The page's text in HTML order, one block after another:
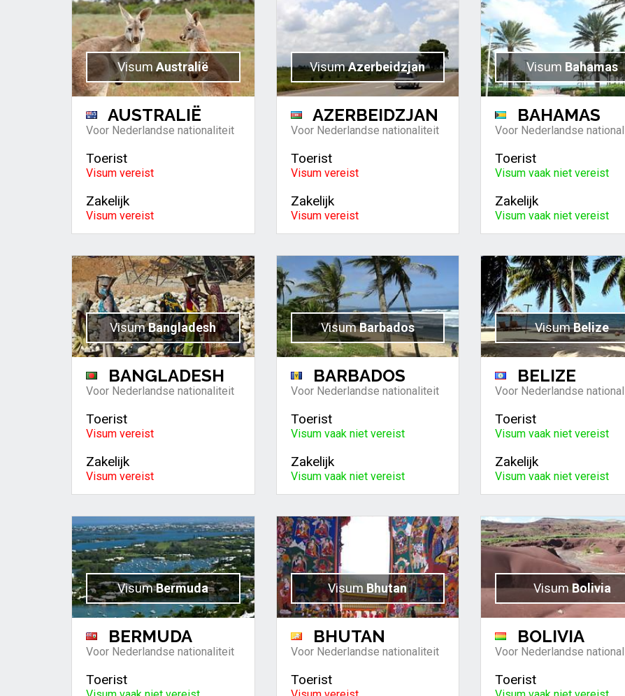
VisumAustralië
AUSTRALIË
Voor Nederlandse nationaliteit
Toerist
Visum vereist
Zakelijk
Visum vereist
VisumAzerbeidzjan
AZERBEIDZJAN
Voor Nederlandse nationaliteit
Toerist
Visum vereist
Zakelijk
Visum vereist
Visum Bahamas
BAHAMAS
Voor Nederlandse
Toerist
Visum vaak niet vereist
Zakelijk
Visum vaak niet vereist
VisumBangladesh
BANGLADESH
Voor Nederlandse nationaliteit
Toerist
Visum vereist
Zakelijk
Visum vereist
VisumBarbados
BARBADOS
Voor Nederlandse nationaliteit
Toerist
Visum vaak niet vereist
Zakelijk
Visum vaak niet vereist
VisumBelize
BELIZE
Voor Nederlandse
Toerist
Visum vaak niet vereist
Zakelijk
Visum vaak niet vereist
VisumBermuda
BERMUDA
Voor Nederlandse nationaliteit
Toerist
VisumBhutan
BHUTAN
Voor Nederlandse nationaliteit
Toerist
VisumBolivia
BOLIVIA
Voor Nederlandse
Toerist